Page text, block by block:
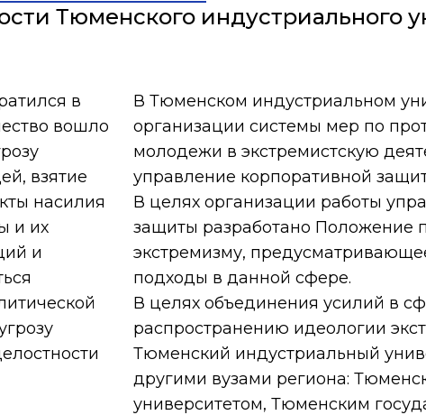
Тюменского индустриального
в
вошло
взятие
насилия
и их
и
В Тюменском индустриальном
организации системы мер по
молодежи в экстремистскую
управление корпоративной
В целях организации работы
защиты разработано Положение
экстремизму,
подходы в данной сфере.
В целях объединения усилий в
распространению идеологии
Тюменский индустриальный
другими вузами региона:
университетом, Тюменским